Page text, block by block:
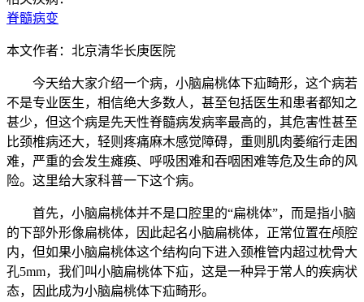
脊髓病变
本文作者：北京清华长庚医院
今天给大家介绍一个病，小脑扁桃体下疝畸形，这个病若
不是专业医生，相信绝大多数人，甚至包括医生和患者都知之
甚少，但这个病是先天性脊髓病发病率最高的，其危害性甚至
比颈椎病还大，轻则疼痛麻木感觉障碍，重则肌肉萎缩行走困
难，严重的会发生瘫痪、呼吸困难和吞咽困难等危及生命的风
险。这里给大家科普一下这个病。
首先，小脑扁桃体并不是口腔里的“扁桃体”，而是指小脑
的下部外形像扁桃体，因此起名小脑扁桃体，正常位置在颅腔
内，但如果小脑扁桃体这个结构向下进入颈椎管内超过枕骨大
孔5mm，我们叫小脑扁桃体下疝，这是一种异于常人的疾病状
态，因此成为小脑扁桃体下疝畸形。